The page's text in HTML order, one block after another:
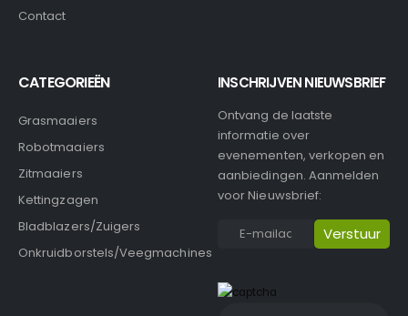
Contact
CATEGORIEËN
Grasmaaiers
Robotmaaiers
Zitmaaiers
Kettingzagen
Bladblazers/Zuigers
Onkruidborstels/Veegmachines
INSCHRIJVEN NIEUWSBRIEF
Ontvang de laatste
informatie over
evenementen, verkopen en
aanbiedingen. Aanmelden
voor Nieuwsbrief: